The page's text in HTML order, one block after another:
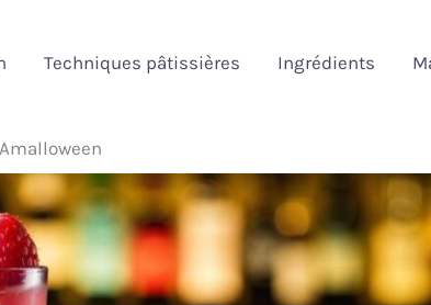
Techniques pâtissières Ingrédients